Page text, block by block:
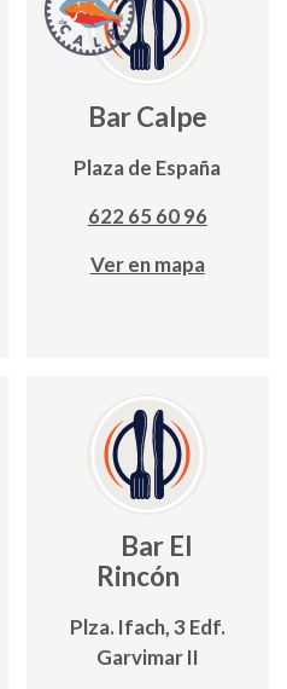
Bar Calpe
Plaza de España
622 65 60 96
Ver en mapa
Bar El
Rincón
Plza. Ifach, 3 Edf.
Garvimar II